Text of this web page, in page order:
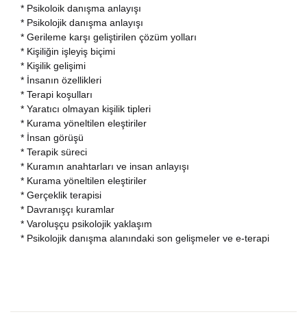
* Psikoloik danışma anlayışı
* Psikolojik danışma anlayışı
* Gerileme karşı geliştirilen çözüm yolları
* Kişiliğin işleyiş biçimi
* Kişilik gelişimi
* İnsanın özellikleri
* Terapi koşulları
* Yaratıcı olmayan kişilik tipleri
* Kurama yöneltilen eleştiriler
* İnsan görüşü
* Terapik süreci
* Kuramın anahtarları ve insan anlayışı
* Kurama yöneltilen eleştiriler
* Gerçeklik terapisi
* Davranışçı kuramlar
* Varoluşçu psikolojik yaklaşım
* Psikolojik danışma alanındaki son gelişmeler ve e-terapi